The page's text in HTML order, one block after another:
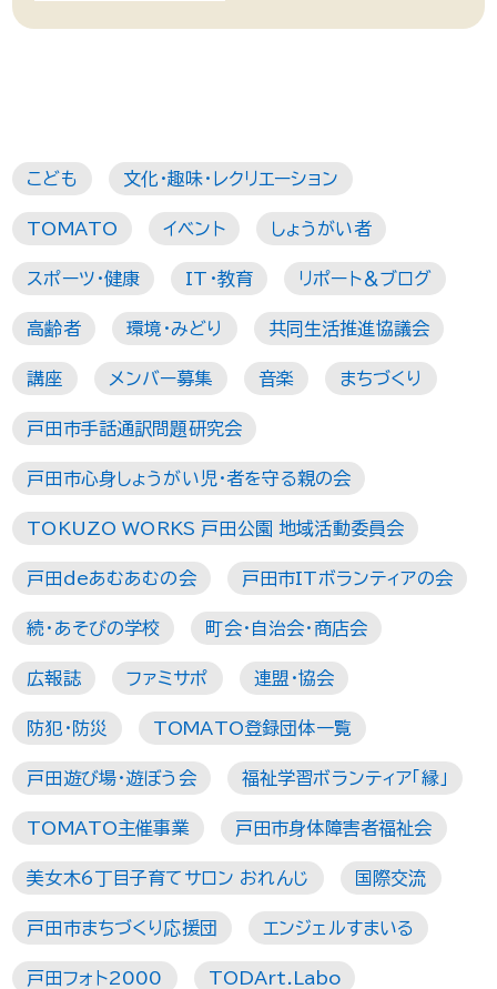
こども 文化・趣味・レクリエーション
TOMATO イベント しょうがい者
スポーツ・健康 IT・教育 リポート＆ブログ
高齢者 環境・みどり 共同生活推進協議会
講座 メンバー募集 音楽 まちづくり
戸田市手話通訳問題研究会
戸田市心身しょうがい児・者を守る親の会
TOKUZO WORKS 戸田公園 地域活動委員会
戸田deあむあむの会 戸田市ITボランティアの会
続・あそびの学校 町会・自治会・商店会
広報誌 ファミサポ 連盟・協会
防犯・防災 TOMATO登録団体一覧
戸田遊び場・遊ぼう会 福祉学習ボランティア「縁」
TOMATO主催事業 戸田市身体障害者福祉会
美女木6丁目子育てサロン おれんじ 国際交流
戸田市まちづくり応援団 エンジェルすまいる
戸田フォト2000 TODArt.Labo